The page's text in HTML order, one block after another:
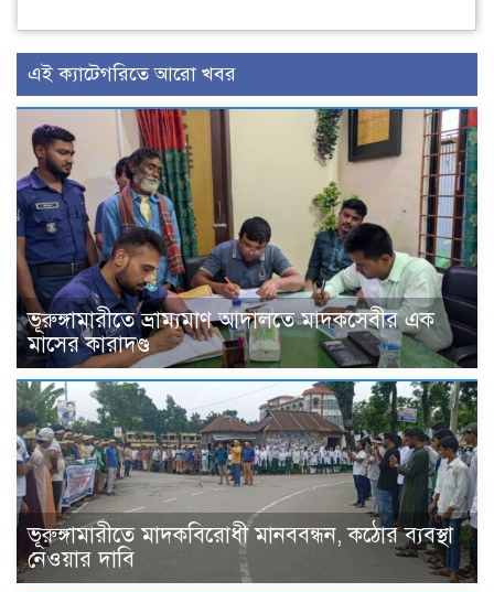
এই ক্যাটেগরিতে আরো খবর
ভূরুঙ্গামারীতে ভ্রাম্যমাণ আদালতে মাদকসেবীর এক
মাসের কারাদণ্ড
ভূরুঙ্গামারীতে মাদকবিরোধী মানববন্ধন, কঠোর ব্যবস্থা
নেওয়ার দাবি